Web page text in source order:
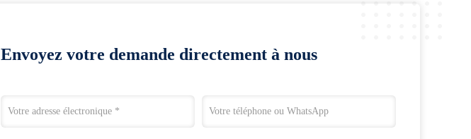
Envoyez votre demande directement à nous